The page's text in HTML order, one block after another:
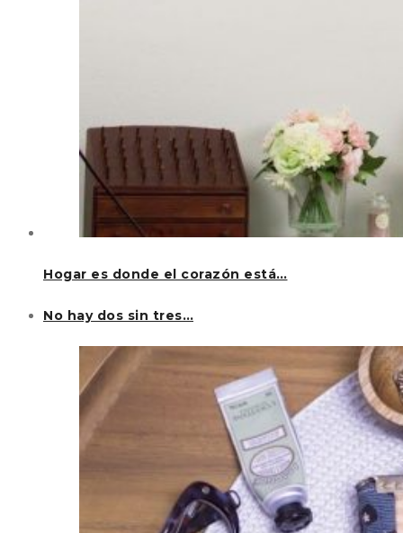
Hogar es donde el corazón está…
No hay dos sin tres…